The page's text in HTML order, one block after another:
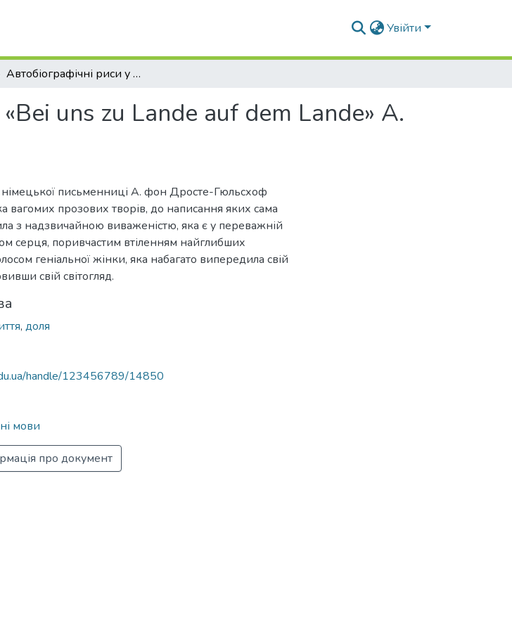
Увійти
Автобіографічні риси у романі «Bei uns zu Lande auf dem Lande» А. фон Дросте-Гюльсхоф
uns zu Lande auf dem Lande» А.
письменниці А. фон Дросте-Гюльсхоф
вагомих прозових творів, до написання яких сама
з надзвичайною виваженістю, яка є у переважній
серця, поривчастим втіленням найглибших
геніальної жінки, яка набагато випередила свій
свій світогляд.
, доля
handle/123456789/14850
мови
про документ